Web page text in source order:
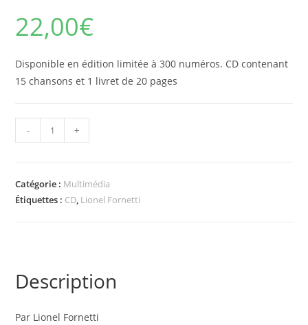
22,00€
Disponible en édition limitée à 300 numéros. CD contenant
15 chansons et 1 livret de 20 pages
quantité
de
000
- +
Catégorie : Multimédia
Étiquettes : CD, Lionel Fornetti
Description
Par Lionel Fornetti